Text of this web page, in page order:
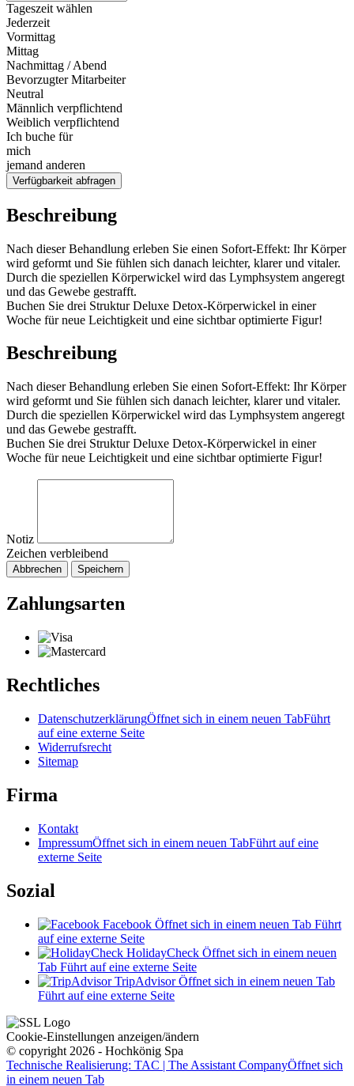
Tageszeit wählen
Jederzeit
Vormittag
Mittag
Nachmittag / Abend
Bevorzugter Mitarbeiter
Neutral
Männlich verpflichtend
Weiblich verpflichtend
Ich buche für
mich
jemand anderen
Verfügbarkeit abfragen
Beschreibung
Nach dieser Behandlung erleben Sie einen Sofort-Effekt: Ihr Körper
wird geformt und Sie fühlen sich danach leichter, klarer und vitaler.
Durch die speziellen Körperwickel wird das Lymphsystem angeregt
und das Gewebe gestrafft.
Buchen Sie drei Struktur Deluxe Detox-Körperwickel in einer
Woche für neue Leichtigkeit und eine sichtbar optimierte Figur!
Beschreibung
Nach dieser Behandlung erleben Sie einen Sofort-Effekt: Ihr Körper
wird geformt und Sie fühlen sich danach leichter, klarer und vitaler.
Durch die speziellen Körperwickel wird das Lymphsystem angeregt
und das Gewebe gestrafft.
Buchen Sie drei Struktur Deluxe Detox-Körperwickel in einer
Woche für neue Leichtigkeit und eine sichtbar optimierte Figur!
Notiz
Zeichen verbleibend
Abbrechen Speichern
Zahlungsarten
Rechtliches
DatenschutzerklärungÖffnet sich in einem neuen TabFührt
auf eine externe Seite
Widerrufsrecht
Sitemap
Firma
Kontakt
ImpressumÖffnet sich in einem neuen TabFührt auf eine
externe Seite
Sozial
Facebook Öffnet sich in einem neuen Tab Führt
auf eine externe Seite
HolidayCheck Öffnet sich in einem neuen
Tab Führt auf eine externe Seite
TripAdvisor Öffnet sich in einem neuen Tab
Führt auf eine externe Seite
Cookie-Einstellungen anzeigen/ändern
© copyright 2026 - Hochkönig Spa
Technische Realisierung: TAC | The Assistant CompanyÖffnet sich
in einem neuen Tab